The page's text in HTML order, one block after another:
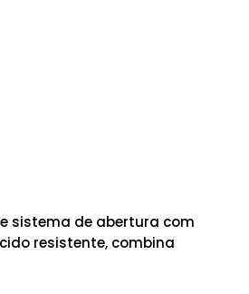
sistema de abertura com
resistente, combina